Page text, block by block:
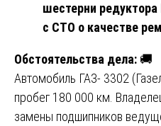
шестерни редуктора
с СТО о качестве
Обстоятельства дела: 🚚
Автомобиль ГАЗ- 3302
пробег 180 000 км.
замены подшипников